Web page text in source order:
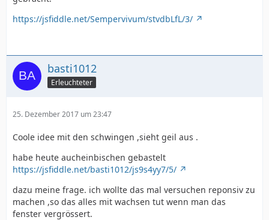
https://jsfiddle.net/Sempervivum/stvdbLfL/3/
basti1012
Erleuchteter
25. Dezember 2017 um 23:47
Coole idee mit den schwingen ,sieht geil aus .
habe heute aucheinbischen gebastelt
https://jsfiddle.net/basti1012/js9s4yy7/5/
dazu meine frage. ich wollte das mal versuchen reponsiv zu
machen ,so das alles mit wachsen tut wenn man das
fenster vergrössert.